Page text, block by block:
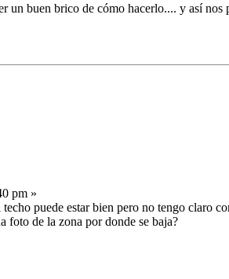
un buen brico de cómo hacerlo.... y así nos
pm »
puede estar bien pero no tengo claro
foto de la zona por donde se baja?